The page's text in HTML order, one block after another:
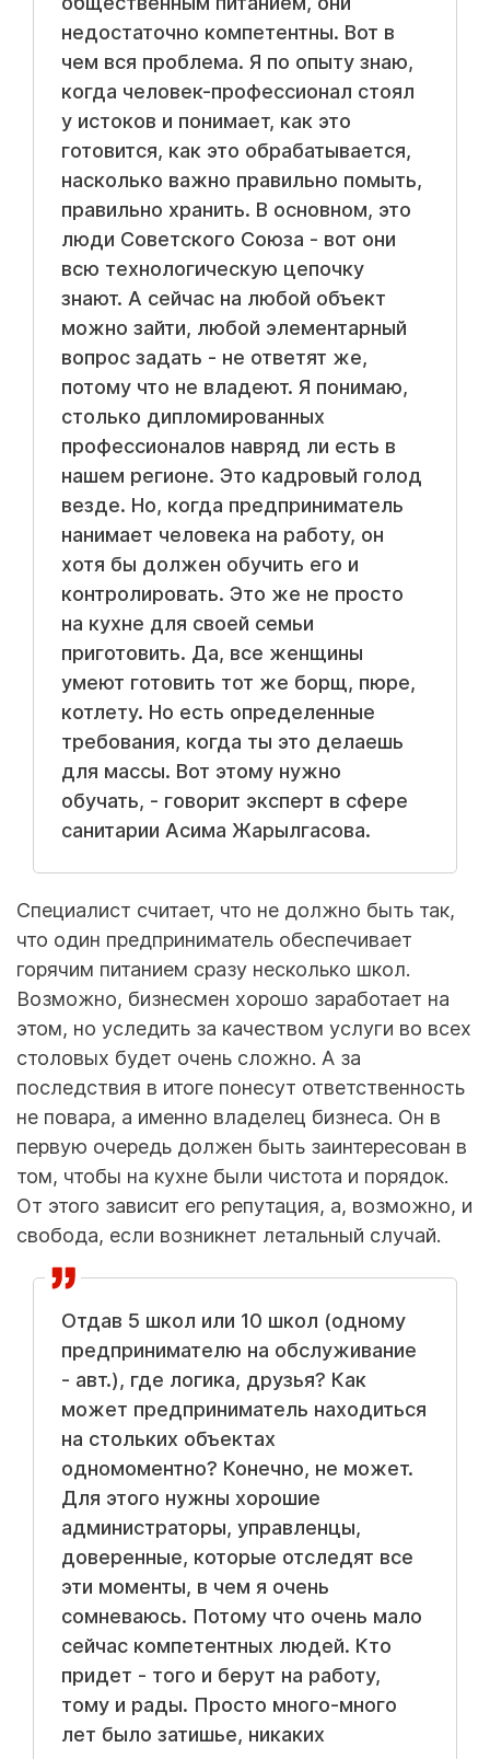
недостаточно компетентны. Вот в
чем вся проблема. Я по опыту знаю,
когда человек-профессионал стоял
у истоков и понимает, как это
готовится, как это обрабатывается,
насколько важно правильно помыть,
правильно хранить. В основном, это
люди Советского Союза - вот они
всю технологическую цепочку
знают. А сейчас на любой объект
можно зайти, любой элементарный
вопрос задать - не ответят же,
потому что не владеют. Я понимаю,
столько дипломированных
профессионалов навряд ли есть в
нашем регионе. Это кадровый голод
везде. Но, когда предприниматель
нанимает человека на работу, он
хотя бы должен обучить его и
контролировать. Это же не просто
на кухне для своей семьи
приготовить. Да, все женщины
умеют готовить тот же борщ, пюре,
котлету. Но есть определенные
требования, когда ты это делаешь
для массы. Вот этому нужно
обучать, - говорит эксперт в сфере
санитарии Асима Жарылгасова.
Специалист считает, что не должно быть так,
что один предприниматель обеспечивает
горячим питанием сразу несколько школ.
Возможно, бизнесмен хорошо заработает на
этом, но уследить за качеством услуги во всех
столовых будет очень сложно. А за
последствия в итоге понесут ответственность
не повара, а именно владелец бизнеса. Он в
первую очередь должен быть заинтересован в
том, чтобы на кухне были чистота и порядок.
От этого зависит его репутация, а, возможно, и
свобода, если возникнет летальный случай.
Отдав 5 школ или 10 школ (одному
предпринимателю на обслуживание
- авт.), где логика, друзья? Как
может предприниматель находиться
на стольких объектах
одномоментно? Конечно, не может.
Для этого нужны хорошие
администраторы, управленцы,
доверенные, которые отследят все
эти моменты, в чем я очень
сомневаюсь. Потому что очень мало
сейчас компетентных людей. Кто
придет - того и берут на работу,
тому и рады. Просто много-много
лет было затишье, никаких